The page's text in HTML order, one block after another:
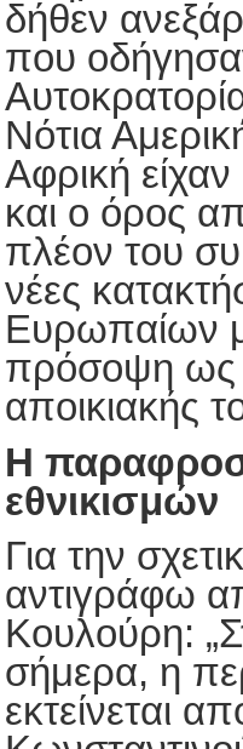
δήθεν
που
Νότια
Αφρική
και ο όρος
πλέον του
νέες
Ευρωπαίων
πρόσοψη ως
αποικιακής
Η
εθνικισμών
Για την
αντιγράφω
Κουλούρη:
σήμερα, η
εκτείνεται